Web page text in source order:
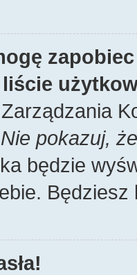
Nie pokazuj,
będzie